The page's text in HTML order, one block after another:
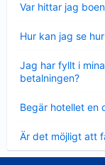
Var hittar jag
mindre
Hur kan jag se
mindre
Jag har fyllt i
betalningen?
mindre
Begär hotellet en
mindre
Är det möjligt att
mindre